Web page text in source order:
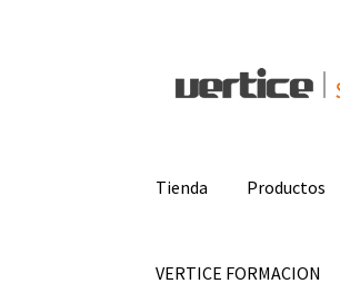
Tienda Productos
VERTICE FORMACION